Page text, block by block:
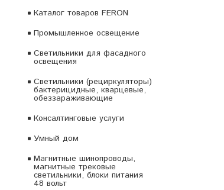
Каталог товаров FERON
Промышленное освещение
Светильники для фасадного
освещения
Светильники (рециркуляторы)
бактерицидные, кварцевые,
обеззараживающие
Консалтинговые услуги
Умный дом
Магнитные шинопроводы,
магнитные трековые
светильники, блоки питания
48 вольт